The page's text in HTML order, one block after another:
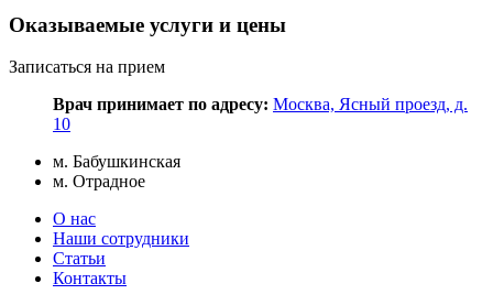
Оказываемые услуги и цены
Записаться на прием
Врач принимает по адресу: Москва, Ясный проезд, д.
10
м. Бабушкинская
м. Отрадное
О нас
Наши сотрудники
Статьи
Контакты